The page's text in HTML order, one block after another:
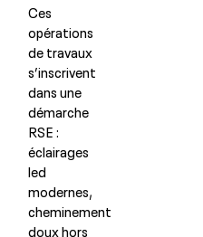
Ces
opérations
de travaux
s’inscrivent
dans une
démarche
RSE :
éclairages
led
modernes,
cheminement
doux hors